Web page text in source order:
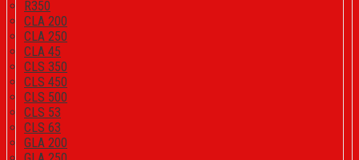
R350
CLA 200
CLA 250
CLA 45
CLS 350
CLS 450
CLS 500
CLS 53
CLS 63
GLA 200